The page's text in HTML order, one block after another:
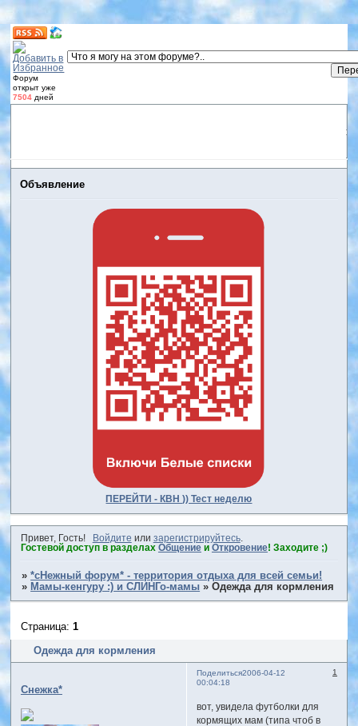
Форум
открыт уже
7504 дней
Объявление
ПЕРЕЙТИ - КВН )) Тест неделю
Привет, Гость! Войдите или зарегистрируйтесь.
Гостевой доступ в разделах Общениеи Откровение! Заходите ;)
»*сНежный форум* - территория отдыха для всей семьи!
» Мамы-кенгуру :) и СЛИНГо-мамы »Одежда для кормления
Одежда для кормления
Страница:1
Поделиться 1
2006-04-12
00:04:18
Снежка*
вот, увидела футболки для
кормящих мам (типа чтоб в